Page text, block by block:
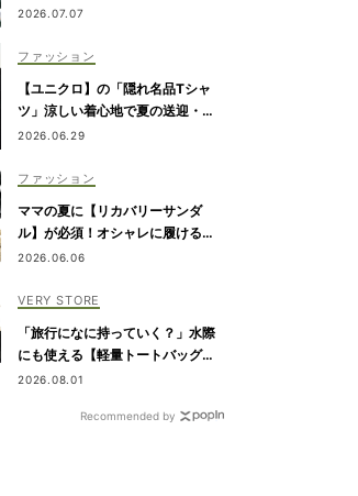
用ヘアケアまで全部見せ
2026.07.07
ファッション
【ユニクロ】の「隠れ名品Tシャ
ツ」涼しい着心地で夏の送迎・公
園にぴったり！
2026.06.29
ファッション
ママの夏に【リカバリーサンダ
ル】が必須！オシャレに履ける最
旬7選
2026.06.06
VERY STORE
「旅行になに持っていく？」水際
にも使える【軽量トートバッグ】4
選
2026.08.01
Recommended by